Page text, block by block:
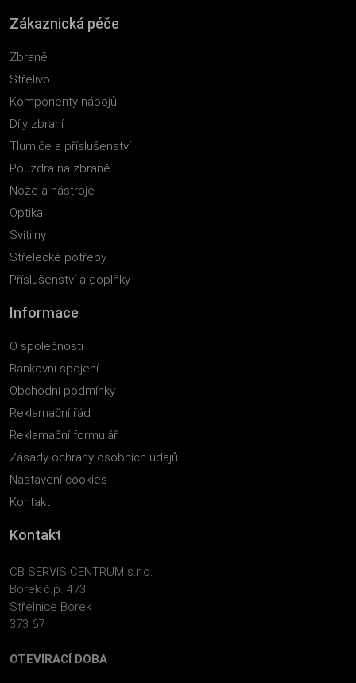
Zákaznická péče
Zbraně
Střelivo
Komponenty nábojů
Díly zbraní
Tlumiče a příslušenství
Pouzdra na zbraně
Nože a nástroje
Optika
Svítilny
Střelecké potřeby
Příslušenství a doplňky
Informace
O společnosti
Bankovní spojení
Obchodní podmínky
Reklamační řád
Reklamační formulář
Zásady ochrany osobních údajů
Nastavení cookies
Kontakt
Kontakt
CB SERVIS CENTRUM s.r.o.
Borek č.p. 473
Střelnice Borek
373 67
OTEVÍRACÍ DOBA